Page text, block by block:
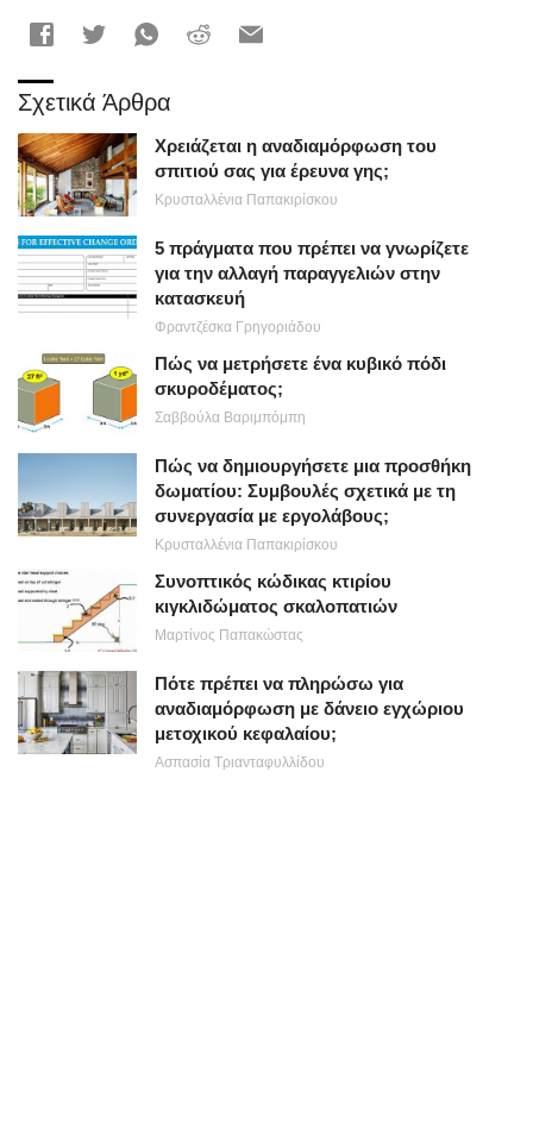
Σχετικά Άρθρα
Χρειάζεται η αναδιαμόρφωση του
σπιτιού σας για έρευνα γης;
Κρυσταλλένια Παπακιρίσκου
5 πράγματα που πρέπει να γνωρίζετε
για την αλλαγή παραγγελιών στην
κατασκευή
Φραντζέσκα Γρηγοριάδου
Πώς να μετρήσετε ένα κυβικό πόδι
σκυροδέματος;
Σαββούλα Βαριμπόμπη
Πώς να δημιουργήσετε μια προσθήκη
δωματίου: Συμβουλές σχετικά με τη
συνεργασία με εργολάβους;
Κρυσταλλένια Παπακιρίσκου
Συνοπτικός κώδικας κτιρίου
κιγκλιδώματος σκαλοπατιών
Μαρτίνος Παπακώστας
Πότε πρέπει να πληρώσω για
αναδιαμόρφωση με δάνειο εγχώριου
μετοχικού κεφαλαίου;
Ασπασία Τριανταφυλλίδου